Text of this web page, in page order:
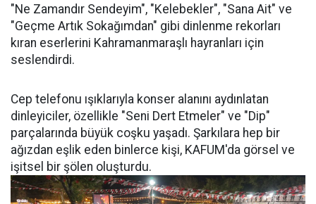
"Ne Zamandır Sendeyim", "Kelebekler", "Sana Ait" ve
"Geçme Artık Sokağımdan" gibi dinlenme rekorları
kıran eserlerini Kahramanmaraşlı hayranları için
seslendirdi.
Cep telefonu ışıklarıyla konser alanını aydınlatan
dinleyiciler, özellikle "Seni Dert Etmeler" ve "Dip"
parçalarında büyük coşku yaşadı. Şarkılara hep bir
ağızdan eşlik eden binlerce kişi, KAFUM'da görsel ve
işitsel bir şölen oluşturdu.